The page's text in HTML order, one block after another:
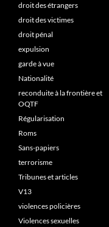
droit des étrangers
droit des victimes
droit pénal
expulsion
garde à vue
Nationalité
reconduite à la frontière et
OQTF
Régularisation
Roms
Sans-papiers
terrorisme
Tribunes et articles
V13
violences policières
Violences sexuelles